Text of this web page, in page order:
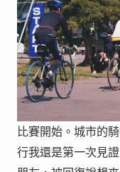
比賽開始。城市的
行我還是第一次見